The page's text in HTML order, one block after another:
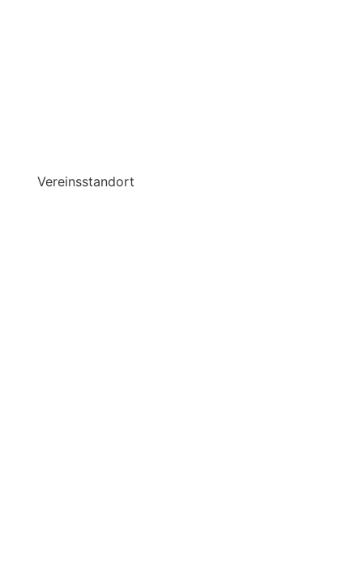
Vereinsstandort